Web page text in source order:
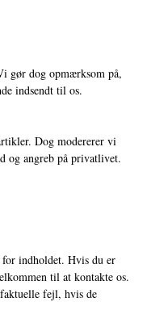
gør dog opmærksom på,
indsendt til os.
Dog modererer vi
og angreb på privatlivet.
indholdet. Hvis du er
til at kontakte os.
fejl, hvis de